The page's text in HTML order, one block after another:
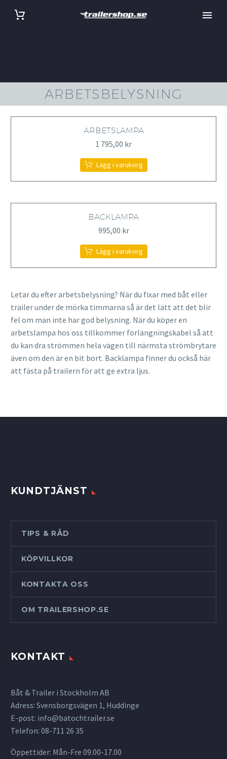
ARBETSBELYSNING
ARBETSLAMPA
1 795,00 kr
Lägg i varukorg
BACKLAMPA
995,00 kr
Lägg i varukorg
Letar du efter arbetsbelysning? När du fixar med båt eller
trailer under de mörka timmarna så är det lätt att det blir
fel om man inte har god belysning. När du köper en
arbetslampa hos oss tillkommer förlängningskabel så att
du kan dra strömmen hela vägen till närmsta strömbrytare
även om den är en bit bort. Backlampa finner du också här
att fästa på trailern för att ge extra ljus.
KUNDTJÄNST
TIPS & RÅD
KÖPVILLKOR
KONTAKTA OSS
OM TRAILERSHOP.SE
KONTAKT
Båt & Trailer i Stockholm AB
Adress: Svensborgsvägen 1, Huddinge
E-post: info@batochtrailer.se
Telefon: 08-711 26 35
Öppettider: Mån-Fre 09.00-17.00